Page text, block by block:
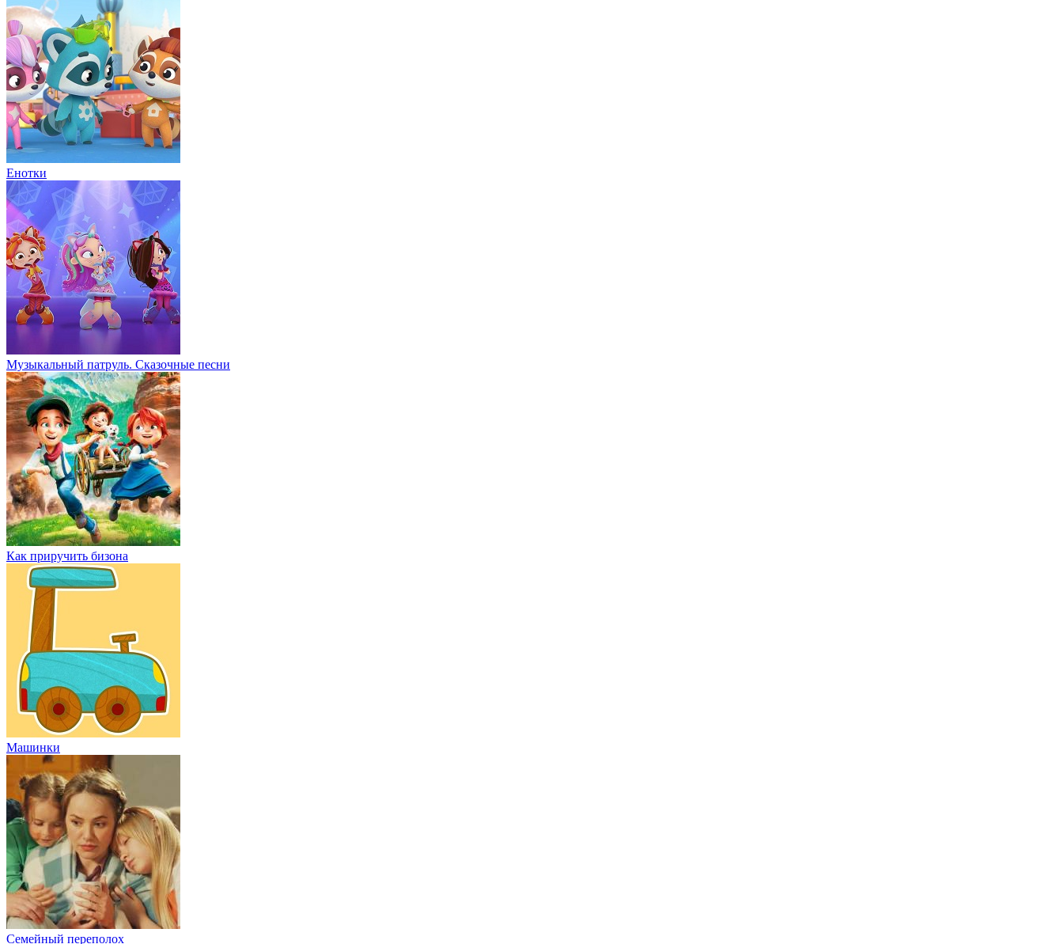
Енотки
Музыкальный патруль. Сказочные песни
Как приручить бизона
Машинки
Семейный переполох